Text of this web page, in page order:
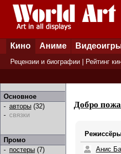
Кино Аниме
Рецензии и биографии Рейтинг
Основное
- авторы (32)
- связки
Промо
- постеры (7)
Добро
Анис